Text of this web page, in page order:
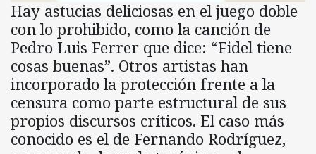
Hay astucias deliciosas en el juego doble
con lo prohibido, como la canción de
Pedro Luis Ferrer que dice: “Fidel tiene
cosas buenas”. Otros artistas han
incorporado la protección frente a la
censura como parte estructural de sus
propios discursos críticos. El caso más
conocido es el de Fernando Rodríguez,